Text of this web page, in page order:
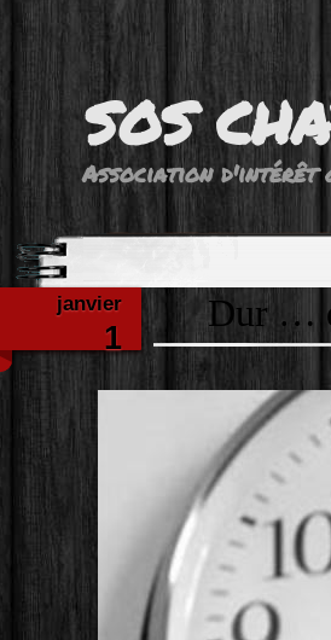
SOS
Association d'intérêt
janvier
1
Dur …